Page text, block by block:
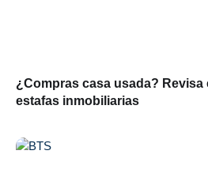
¿Compras casa usada?
estafas inmobiliarias